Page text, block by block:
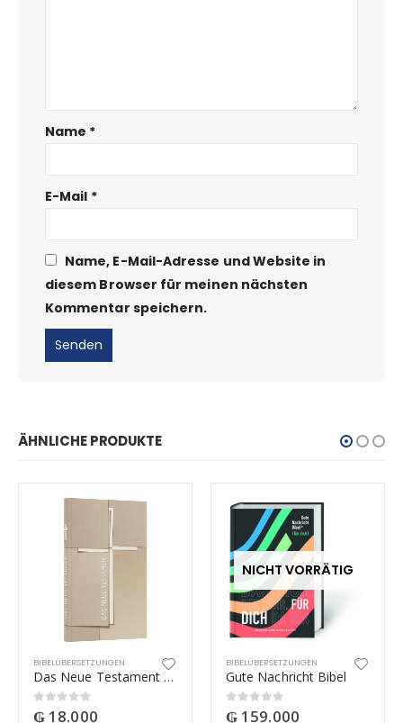
Name *
E-Mail *
Name, E-Mail-Adresse und Website in
diesem Browser für meinen nächsten
Kommentar speichern.
ÄHNLICHE PRODUKTE
BIBELÜBERSETZUNGEN
Das Neue Testament – Schlachter-Übersetzung
0out of 5
₲ 18.000
NICHT VORRÄTIG
BIBELÜBERSETZUNGEN
Gute Nachricht Bibel
0out of 5
₲ 159.000